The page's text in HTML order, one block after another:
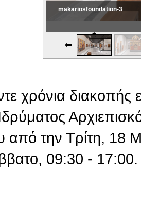
makariosfoundation-3
χρόνια διακοπής
από την Τρίτη,
09:30 - 17:00.